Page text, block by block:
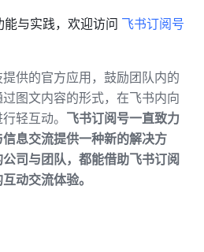
与实践，欢迎访问 飞书订阅号
供的官方应用，鼓励团队内的
图文内容的形式，在飞书内向
轻互动。 飞书订阅号一直致力
息交流提供一种新的解决方
司与团队，都能借助飞书订阅
动交流体验。